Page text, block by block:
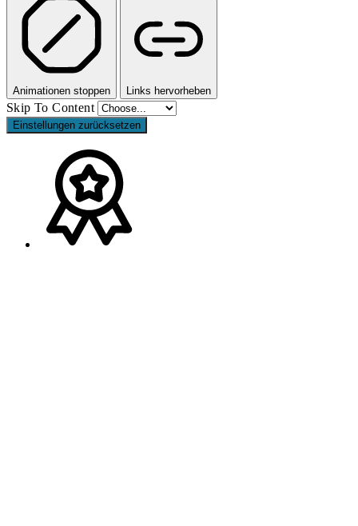
Animationen stoppen Links hervorheben
Skip To Content
Einstellungen zurücksetzen